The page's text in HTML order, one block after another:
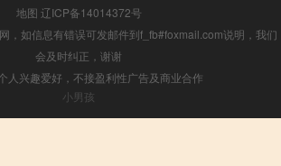
地图 辽ICP备14014372号
，如信息有错误可发邮件到f_fb#foxmail.com说明，我们
会及时纠正，谢谢
人兴趣爱好，不接盈利性广告及商业合作
小男孩